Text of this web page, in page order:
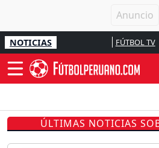
NOTICIAS FÚTBOL TV
ÚLTIMAS NOTICIAS